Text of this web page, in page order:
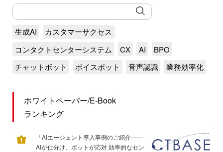
生成AI
カスタマーサクセス
コンタクトセンターシステム
CX AI
BPO
チャットボット
ボイスボット 音声認識 業務効率化
ホワイトペーパー/E-Book
ランキング
「AIエージェント導入事例のご紹介――
AIが仕分け、ボットが応対 効率的なセン